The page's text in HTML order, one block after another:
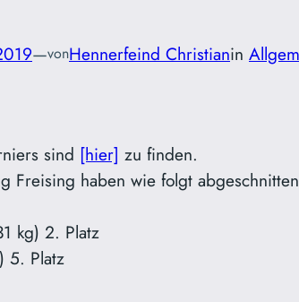
—vonHennerfeind Christianin
sind [hier] zu finden.
Freising haben wie folgt
kg) 2. Platz
5. Platz